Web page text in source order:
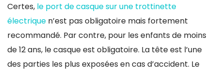
Certes, le port de casque sur une trottinette
électrique n’est pas obligatoire mais fortement
recommandé. Par contre, pour les enfants de moins
de 12 ans, le casque est obligatoire. La tête est l’une
des parties les plus exposées en cas d’accident. Le